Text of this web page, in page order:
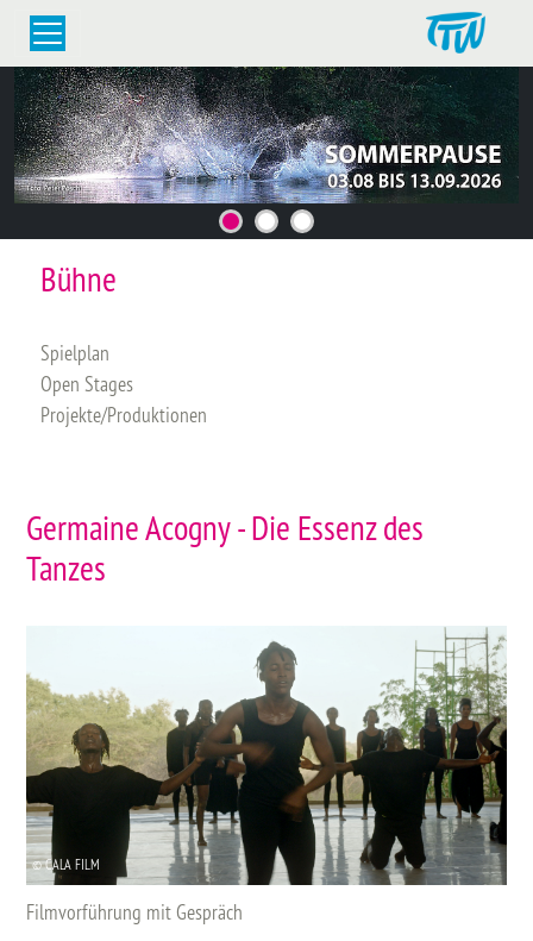
Bühne
Spielplan
Open Stages
Projekte/Produktionen
Germaine Acogny - Die Essenz des
Tanzes
© CALA FILM
Filmvorführung mit Gespräch